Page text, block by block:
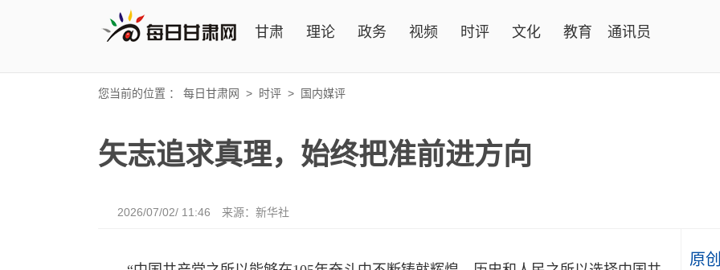
甘肃 理论 政务 视频 时评 文化 教育 通讯员
您当前的位置 ： 每日甘肃网 > 时评 > 国内媒评
矢志追求真理，始终把准前进方向
2026/07/02/ 11:46 来源：新华社
原